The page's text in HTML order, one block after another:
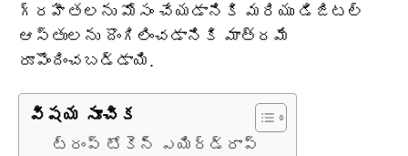
గ్రహీతలను మోసం చేయడానికి మరియు డిజిటల్
ఆస్తులను దొంగిలించడానికి మాత్రమే
రూపొందించబడ్డాయి.
విషయ సూచిక
ట్రంప్ టోకెన్ ఎయిర్‌డ్రాప్